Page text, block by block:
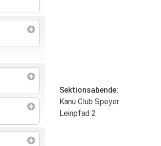
Sektionsabende:
Kanu Club Speyer
Leinpfad 2